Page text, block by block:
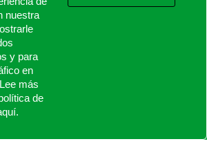
LA TIENDA
- Todos los derechos reservados.
nuestra
y para
en
más
de
.